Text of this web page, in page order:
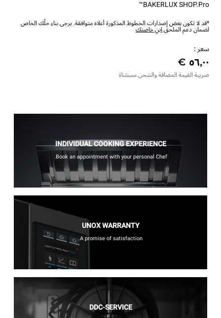
BAKERLUX SHOP.Pro™
*قد لا تكون بعض إصدارات الخطوط المذكورة أعلاه متوافقة. يرجى بناء حلّك الخاص
لضمان دعم الملحق.ابنِ خاصتك
سعر :
ضريبة القيمة المضافة والشحن مستثناة
INDIVIDUAL COOKING EXPERIENCE
Book an appointment with your personal Chef.
UNOX WARRANTY
A promise of satisfaction.
DDC-SERVICE